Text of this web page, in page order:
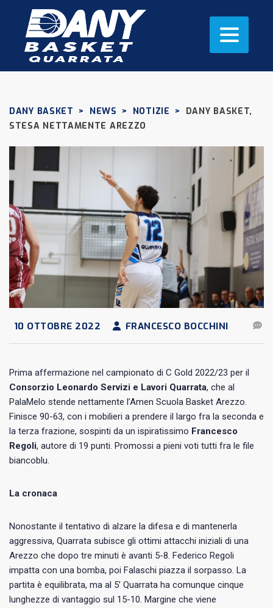
DANY BASKET > NEWS > NOTIZIE >
DANY BASKET,
STESA NETTAMENTE AREZZO
10 OTTOBRE 2022 FRANCESCO BOCCHINI
Prima affermazione nel campionato di C Gold 2022/23 per il
Consorzio Leonardo Servizi e Lavori Quarrata, che al
PalaMelo stende nettamente l’Amen Scuola Basket Arezzo.
Finisce 90-63, con i mobilieri a prendere il largo fra la seconda e
la terza frazione, sospinti da un ispiratissimo Francesco
Regoli, autore di 19 punti. Promossi a pieni voti tutti fra le file
biancoblu.
La cronaca
Nonostante il tentativo di alzare la difesa e di mantenerla
aggressiva, Quarrata subisce gli ottimi attacchi iniziali di una
Arezzo che dopo tre minuti è avanti 5-8. Federico Regoli
impatta con una bomba, poi Falaschi piazza il sorpasso. La
partita è equilibrata, ma al 5’ Quarrata ha comunque cinque
lunghezze di vantaggio sul 15-10. Margine che viene